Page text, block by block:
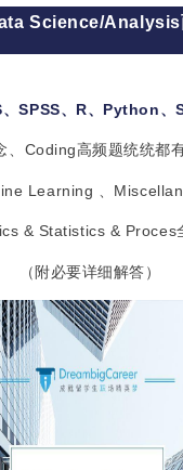
Science/Analysis
、SPSS、R、Python、
、Coding高频题统统都
Learning 、
& Statistics & Proces
（附必要详细解答）